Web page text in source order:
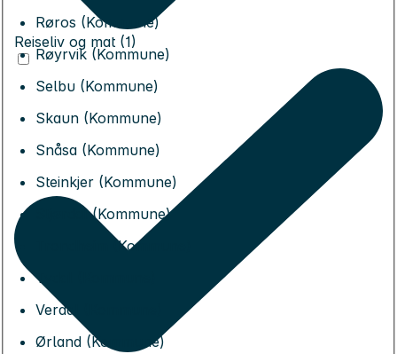
Røros (Kommune)
Røyrvik (Kommune)
Selbu (Kommune)
Skaun (Kommune)
Snåsa (Kommune)
Steinkjer (Kommune)
Stjørdal (Kommune)
Trondheim (Kommune)
Tydal (Kommune)
Verdal (Kommune)
Ørland (Kommune)
Reiseliv og mat (1)